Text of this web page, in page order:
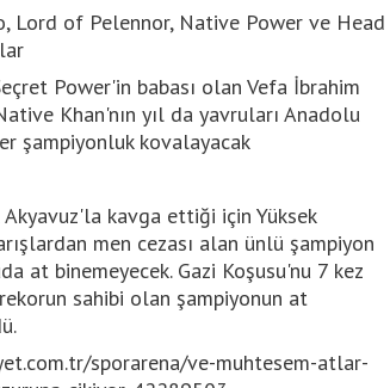
Lord of Pelennor, Native Power ve Head
Power'in babası olan Vefa İbrahim
Khan'nın yıl da yavruları Anadolu
şampiyonluk kovalayacak
kavga ettiği için Yüksek
men cezası alan ünlü şampiyon
at binemeyecek. Gazi Koşusu'nu 7 kez
sahibi olan şampiyonun at
sporarena/ve-muhtesem-atlar-